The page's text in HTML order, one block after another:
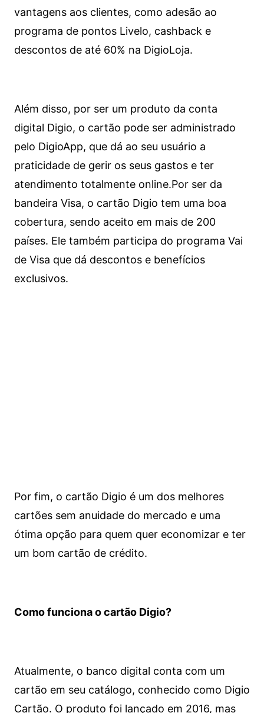
vantagens aos clientes, como adesão ao
programa de pontos Livelo, cashback e
descontos de até 60% na DigioLoja.
Além disso, por ser um produto da conta
digital Digio, o cartão pode ser administrado
pelo DigioApp, que dá ao seu usuário a
praticidade de gerir os seus gastos e ter
atendimento totalmente online.Por ser da
bandeira Visa, o cartão Digio tem uma boa
cobertura, sendo aceito em mais de 200
países. Ele também participa do programa Vai
de Visa que dá descontos e benefícios
exclusivos.
Por fim, o cartão Digio é um dos melhores
cartões sem anuidade do mercado e uma
ótima opção para quem quer economizar e ter
um bom cartão de crédito.
Como funciona o cartão Digio?
Atualmente, o banco digital conta com um
cartão em seu catálogo, conhecido como Digio
Cartão. O produto foi lançado em 2016, mas